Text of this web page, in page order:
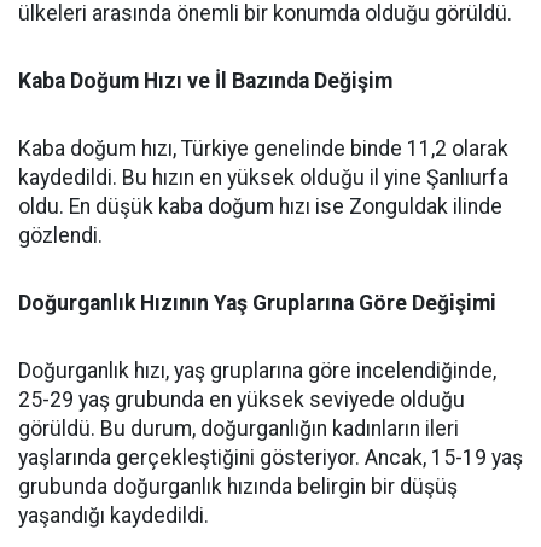
ülkeleri arasında önemli bir konumda olduğu görüldü.
Kaba Doğum Hızı ve İl Bazında Değişim
Kaba doğum hızı, Türkiye genelinde binde 11,2 olarak
kaydedildi. Bu hızın en yüksek olduğu il yine Şanlıurfa
oldu. En düşük kaba doğum hızı ise Zonguldak ilinde
gözlendi.
Doğurganlık Hızının Yaş Gruplarına Göre Değişimi
Doğurganlık hızı, yaş gruplarına göre incelendiğinde,
25-29 yaş grubunda en yüksek seviyede olduğu
görüldü. Bu durum, doğurganlığın kadınların ileri
yaşlarında gerçekleştiğini gösteriyor. Ancak, 15-19 yaş
grubunda doğurganlık hızında belirgin bir düşüş
yaşandığı kaydedildi.